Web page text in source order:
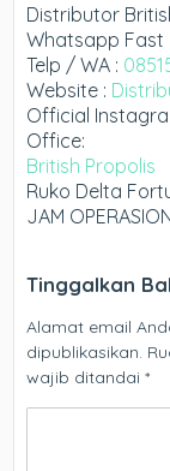
Distributor
Whatsapp Fast
Telp / WA :
Website :
Official
Office:
British Propolis
Ruko Delta
JAM
Tinggalkan
Alamat email
dipublikasikan.
wajib ditandai*